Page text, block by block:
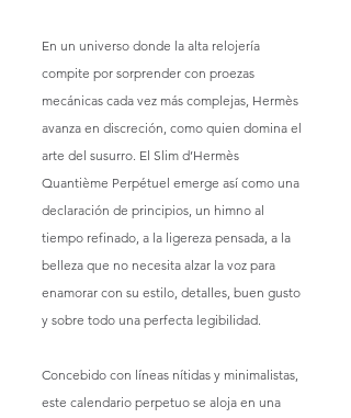
En un universo donde la alta relojería
compite por sorprender con proezas
mecánicas cada vez más complejas, Hermès
avanza en discreción, como quien domina el
arte del susurro. El Slim d’Hermès
Quantième Perpétuel emerge así como una
declaración de principios, un himno al
tiempo refinado, a la ligereza pensada, a la
belleza que no necesita alzar la voz para
enamorar con su estilo, detalles, buen gusto
y sobre todo una perfecta legibilidad.
Concebido con líneas nítidas y minimalistas,
este calendario perpetuo se aloja en una